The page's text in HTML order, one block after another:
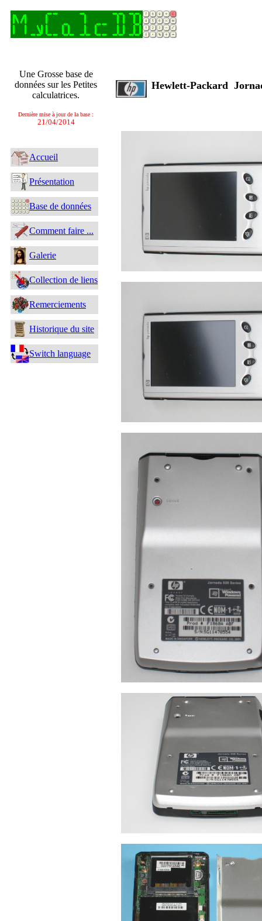
Une Grosse base de
données sur les Petites
calculatrices.
Dernière mise à jour de la base :
21/04/2014
Accueil
Présentation
Base de données
Comment faire ...
Galerie
Collection de liens
Remerciements
Historique du site
Switch language
Hewlett-Packard